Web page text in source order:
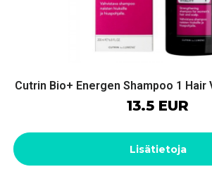
Cutrin Bio+ Energen Shampoo 1 Hair
13.5 EUR
Lisätietoja